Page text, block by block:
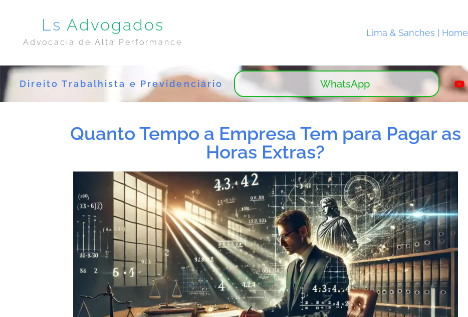
Ls Advogados
Advocacia de Alta Performance
Lima & Sanches | Home
Direito Trabalhista e Previdenciário WhatsApp
Quanto Tempo a Empresa Tem para Pagar as
Horas Extras?